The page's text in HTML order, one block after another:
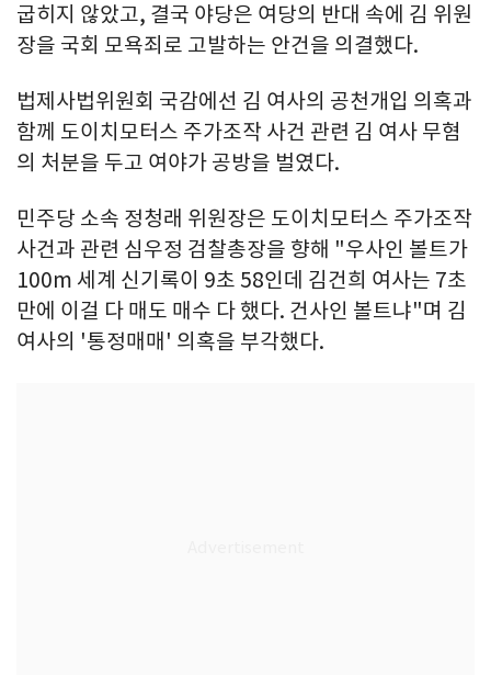
굽히지 않았고, 결국 야당은 여당의 반대 속에 김 위원
장을 국회 모욕죄로 고발하는 안건을 의결했다.
법제사법위원회 국감에선 김 여사의 공천개입 의혹과
함께 도이치모터스 주가조작 사건 관련 김 여사 무혐
의 처분을 두고 여야가 공방을 벌였다.
민주당 소속 정청래 위원장은 도이치모터스 주가조작
사건과 관련 심우정 검찰총장을 향해 "우사인 볼트가
100m 세계 신기록이 9초 58인데 김건희 여사는 7초
만에 이걸 다 매도 매수 다 했다. 건사인 볼트냐"며 김
여사의 '통정매매' 의혹을 부각했다.